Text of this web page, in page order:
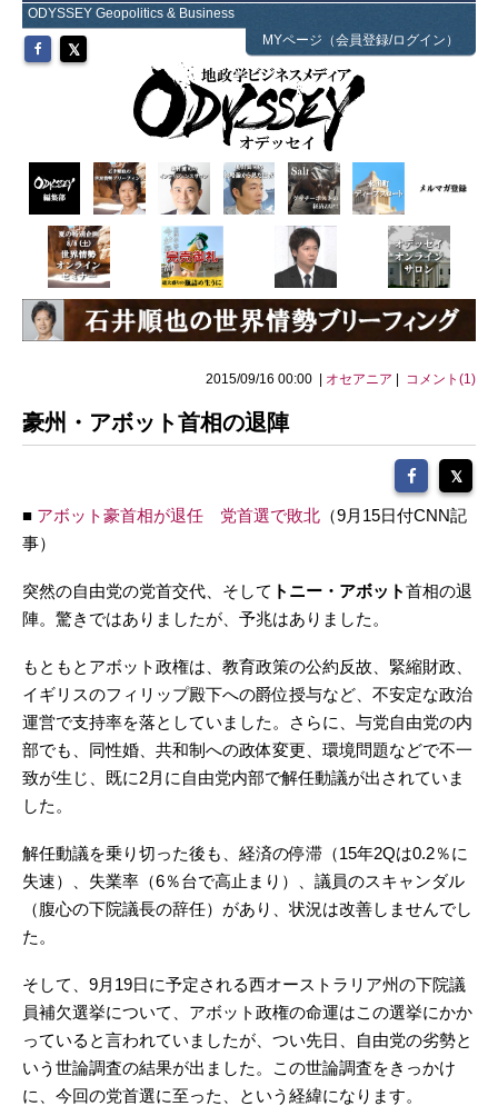
ODYSSEY Geopolitics & Business
MYページ（会員登録/ログイン）
2015/09/16 00:00 | オセアニア コメント(1)
豪州・アボット首相の退陣
■ アボット豪首相が退任 党首選で敗北 （9月15日付CNN記
事）
突然の自由党の党首交代、そして トニー・アボット首相の退
陣。驚きではありましたが、予兆はありました。
もともとアボット政権は、教育政策の公約反故、緊縮財政、
イギリスのフィリップ殿下への爵位授与など、不安定な政治
運営で支持率を落としていました。さらに、与党自由党の内
部でも、同性婚、共和制への政体変更、環境問題などで不一
致が生じ、既に2月に自由党内部で解任動議が出されていま
した。
解任動議を乗り切った後も、経済の停滞（15年2Qは0.2％に
失速）、失業率（6％台で高止まり）、議員のスキャンダル
（腹心の下院議長の辞任）があり、状況は改善しませんでし
た。
そして、9月19日に予定される西オーストラリア州の下院議
員補欠選挙について、アボット政権の命運はこの選挙にかか
っていると言われていましたが、つい先日、自由党の劣勢と
いう世論調査の結果が出ました。この世論調査をきっかけ
に、今回の党首選に至った、という経緯になります。